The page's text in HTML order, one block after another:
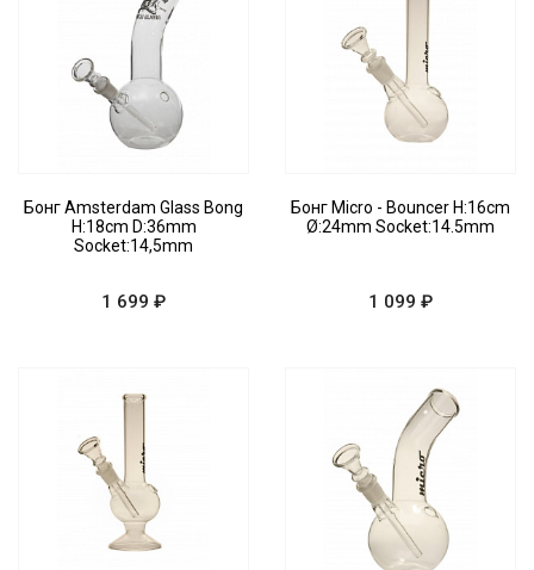
Бонг Amsterdam Glass Bong
H:18cm D:36mm
Socket:14,5mm
1 699 ₽
Бонг Micro - Bouncer H:16cm
Ø:24mm Socket:14.5mm
1 099 ₽